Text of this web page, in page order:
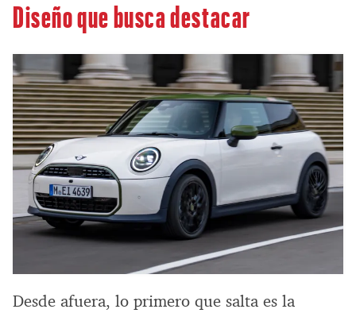
Diseño que busca destacar
Desde afuera, lo primero que salta es la